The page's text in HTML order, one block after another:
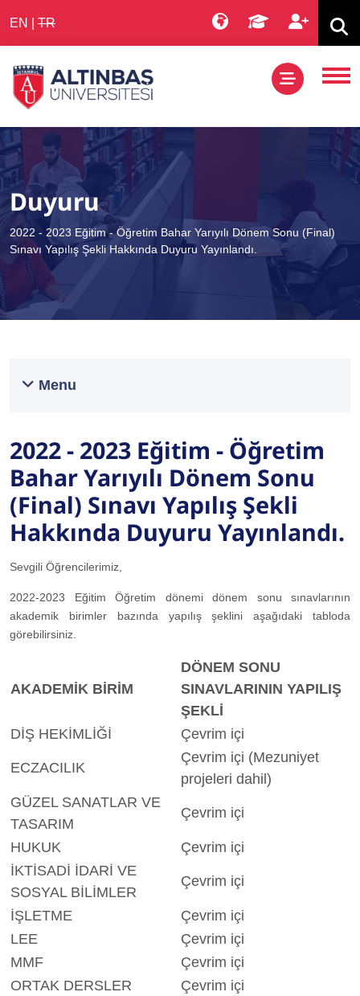
EN TR
Duyuru
2022 - 2023 Eğitim - Öğretim Bahar Yarıyılı Dönem Sonu (Final)
Sınavı Yapılış Şekli Hakkında Duyuru Yayınlandı.
Menu
2022 - 2023 Eğitim - Öğretim
Bahar Yarıyılı Dönem Sonu
(Final) Sınavı Yapılış Şekli
Hakkında Duyuru Yayınlandı.
Sevgili Öğrencilerimiz,
2022-2023 Eğitim Öğretim dönemi dönem sonu sınavlarının
akademik birimler bazında yapılış şeklini aşağıdaki tabloda
görebilirsiniz.
AKADEMİK BİRİM
DÖNEM SONU
SINAVLARININ YAPILIŞ
ŞEKLİ
DİŞ HEKİMLİĞİ
Çevrim içi
ECZACILIK
Çevrim içi (Mezuniyet
projeleri dahil)
GÜZEL SANATLAR VE
TASARIM
Çevrim içi
HUKUK
Çevrim içi
İKTİSADİ İDARİ VE
SOSYAL BİLİMLER
Çevrim içi
İŞLETME
Çevrim içi
LEE
Çevrim içi
MMF
Çevrim içi
ORTAK DERSLER
Çevrim içi